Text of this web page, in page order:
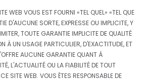
WEB VOUS EST FOURNI «TEL QUEL» «TEL QUE
D'AUCUNE SORTE, EXPRESSE OU IMPLICITE, Y
TOUTE GARANTIE IMPLICITE DE QUALITÉ
À UN USAGE PARTICULIER, D'EXACTITUDE, ET
AUCUNE GARANTIE QUANT À
L'ACTUALITÉ OU LA FIABILITÉ DE TOUT
SITE WEB. VOUS ÊTES RESPONSABLE DE